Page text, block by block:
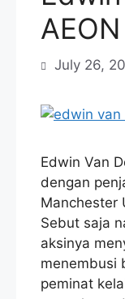
July 26,
Edwin Van
dengan
Manchester
Sebut saja
aksinya
menembusi
peminat